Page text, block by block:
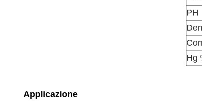
PH
Hg
Applicazione